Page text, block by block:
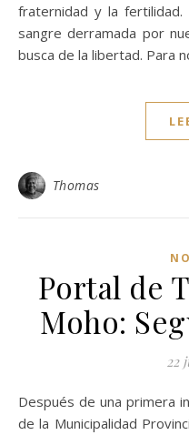
fraternidad y la
sangre derramada por
busca de la libertad. Para
Thomas
Portal de
Moho:
22
Después de una primera intentona de implementar el sitio
de la Municipalidad